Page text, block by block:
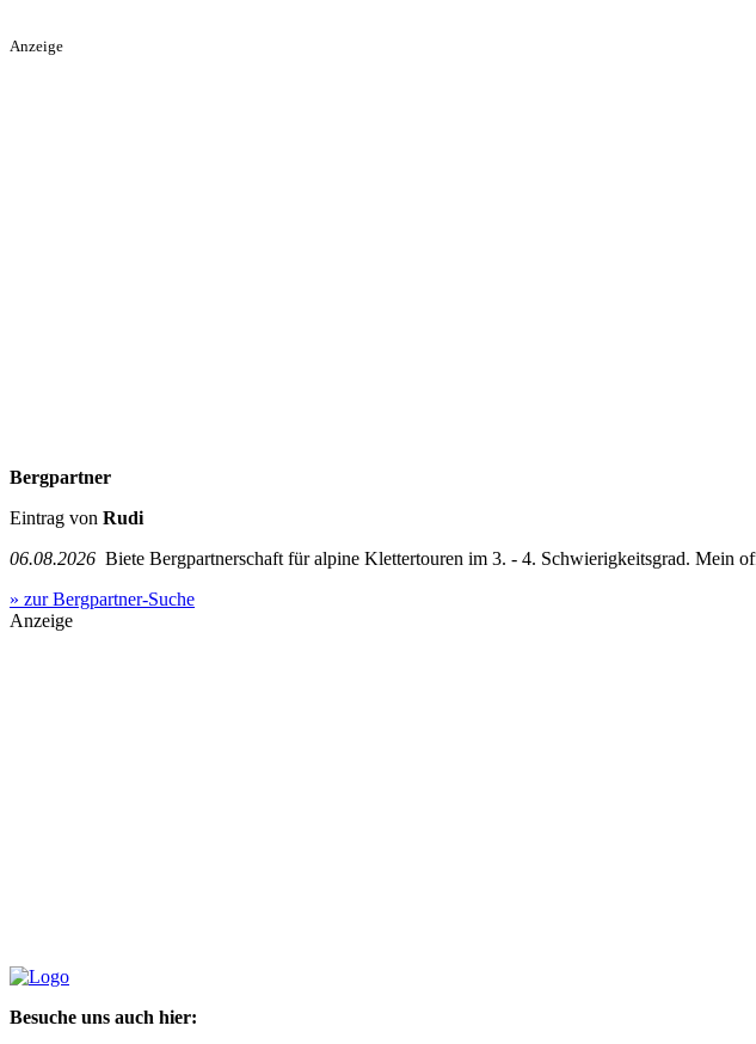
Anzeige
Bergpartner
Eintrag von Rudi
06.08.2026 Biete Bergpartnerschaft für alpine Klettertouren im 3. - 4. Schwierigkeitsgrad. Mein
» zur Bergpartner-Suche
Anzeige
Besuche uns auch hier: